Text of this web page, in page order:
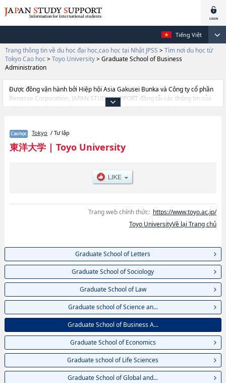
Tiếng Việt
Trang thông tin về du học đại học,cao học tại Nhật JPSS > Tìm nơi du học từ
Tokyo Cao học > Toyo University> Graduate School of Business
Administration
Được đồng vận hành bởi Hiệp hội Asia Gakusei Bunka và Công ty cổ phần
Benesse Corporation, JAPAN STUDY SUPPORT đăng tải các thông tin của
khoảng 1.300 trường đại học, cao học, trường đại học ngắn hạn, trường
thiết dành cho du học sinh, như là về các Graduate School of
LettershoặcGraduate School of SociologyhoặcGraduate School of
LawhoặcGraduate school of Science and EngineeringhoặcGraduate
EconomicshoặcGraduate school of Life ScienceshoặcGraduate School of
Global and Regional StudieshoặcGraduate School of Social
School of Information Networking for Innovation and
DesignhoặcGraduate School of International Tourism
ManagementhoặcGraduate School of Human Life DesignhoặcGraduate
tuyển, cở sở trang thiết bị, hướng dẫn địa điểm v.v...
Tokyo / Tư lập
東洋大学| Toyo University
Trang web chính thức: https://www.toyo.ac.jp/
Toyo UniversityVề lại Trang chủ
Graduate School of Letters
Graduate School of Sociology
Graduate School of Law
Graduate school of Science an...
Graduate School of Business A...
Graduate School of Economics
Graduate school of Life Sciences
Graduate School of Global and...